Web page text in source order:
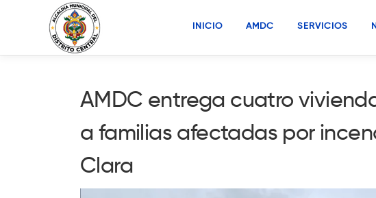
INICIO AMDC SERVICIOS
AMDC entrega cuatro
a familias afectadas por
Clara